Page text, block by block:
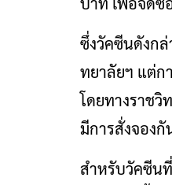
ซึ่งวัคซีนดังกล่
ทยาลัยฯ แต่ก
โดยทางราช
มีการสั่งจอง
สำหรับวัคซีน